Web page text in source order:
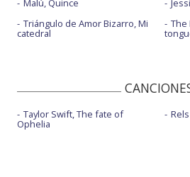
Malú, Quince
Triángulo de Amor Bizarro, Mi
catedral
The
Taylor Swift, The fate of
Ophelia